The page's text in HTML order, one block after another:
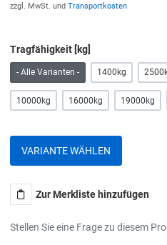
zzgl. MwSt. und Transportkosten
Tragfähigkeit [kg]
- Alle Varianten - 1400kg
10000kg 16000kg 19000kg
VARIANTE WÄHLEN
Zur Merkliste hinzufügen
Stellen Sie eine Frage zu diesem